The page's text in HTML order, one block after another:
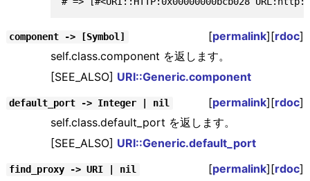
component -> [Symbol] [permalink][rdoc]
self.class.component を返します。
[SEE_ALSO] URI::Generic.component
default_port -> Integer | nil [permalink][rdoc]
self.class.default_port を返します。
[SEE_ALSO] URI::Generic.default_port
find_proxy -> URI | nil [permalink][rdoc]